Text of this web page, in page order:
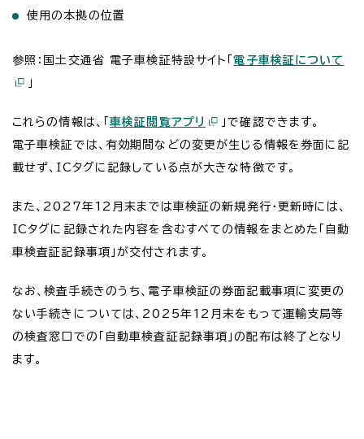
使用の本拠の位置
参照：国土交通省 電子車検証特設サイト「電子車検証について
」
これらの情報は、「車検証閲覧アプリ
」で確認できます。
電子車検証では、有効期間などの変更が生じる情報を券面に記
載せず、ICタグに記録している点が大きな特徴です。
また、2027年12月末までは車検証の新規発行・更新時には、
ICタグに記録された内容を含むすべての情報をまとめた「自動
車検査証記録事項」が交付されます。
なお、検査手続きのうち、電子車検証の券面記載事項に変更の
ない手続きについては、2025年12月末をもって運輸支局等
の検査窓口での「自動車検査証記録事項」の配布は終了となり
ます。